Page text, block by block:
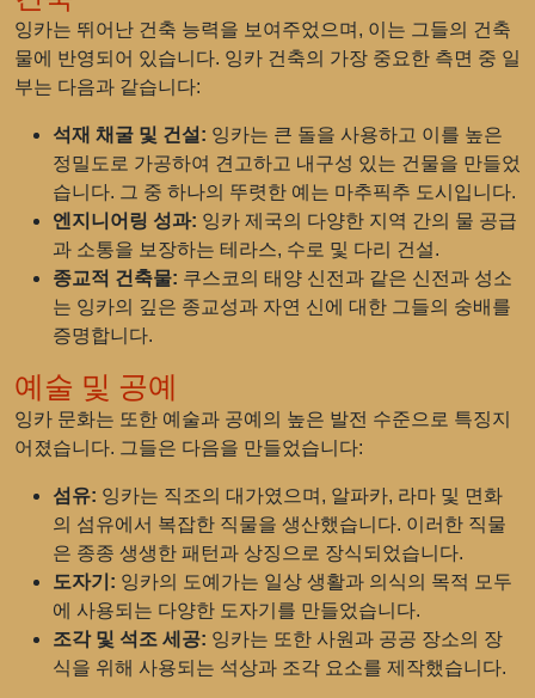
잉카는 뛰어난 건축 능력을 보여주었으며, 이는 그들의 건축
물에 반영되어 있습니다. 잉카 건축의 가장 중요한 측면 중 일
부는 다음과 같습니다:
석재 채굴 및 건설: 잉카는 큰 돌을 사용하고 이를 높은
정밀도로 가공하여 견고하고 내구성 있는 건물을 만들었
습니다. 그 중 하나의 뚜렷한 예는 마추픽추 도시입니다.
엔지니어링 성과: 잉카 제국의 다양한 지역 간의 물 공급
과 소통을 보장하는 테라스, 수로 및 다리 건설.
종교적 건축물: 쿠스코의 태양 신전과 같은 신전과 성소
는 잉카의 깊은 종교성과 자연 신에 대한 그들의 숭배를
증명합니다.
예술 및 공예
잉카 문화는 또한 예술과 공예의 높은 발전 수준으로 특징지
어졌습니다. 그들은 다음을 만들었습니다:
섬유: 잉카는 직조의 대가였으며, 알파카, 라마 및 면화
의 섬유에서 복잡한 직물을 생산했습니다. 이러한 직물
은 종종 생생한 패턴과 상징으로 장식되었습니다.
도자기: 잉카의 도예가는 일상 생활과 의식의 목적 모두
에 사용되는 다양한 도자기를 만들었습니다.
조각 및 석조 세공: 잉카는 또한 사원과 공공 장소의 장
식을 위해 사용되는 석상과 조각 요소를 제작했습니다.